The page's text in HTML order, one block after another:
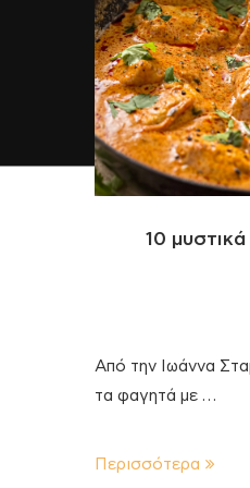
10
Από την Ιωάννα
τα φαγητά με …
Περισσότερα